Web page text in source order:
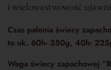
i wielowastwowość
Czas palenia świecy
to ok. 60h- 350g, 40h-
Waga świecy zapachowej